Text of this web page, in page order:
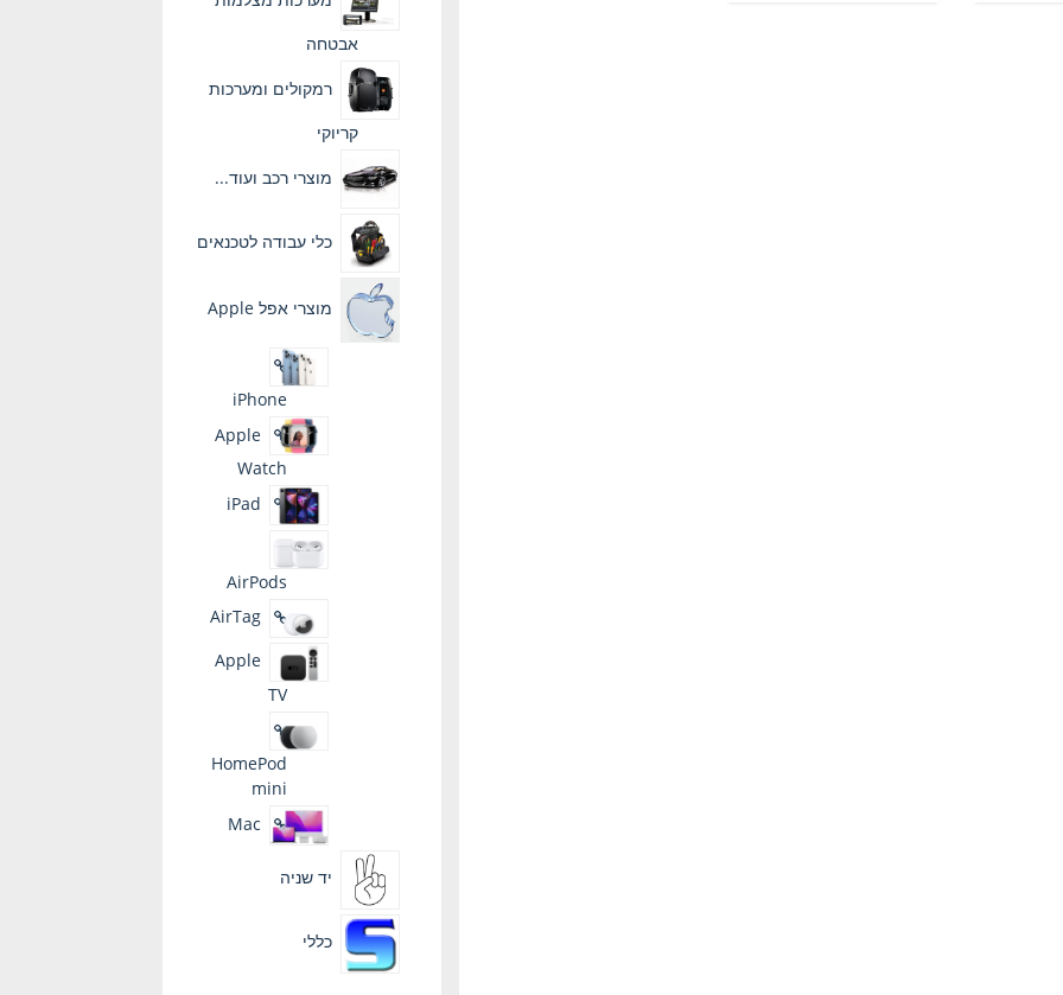
אבטחה
רמקולים ומערכות
קריוקי
מוצרי רכב ועוד...
כלי עבודה לטכנאים
מוצרי אפל Apple
iPhone
Apple
Watch
iPad
AirPods
AirTag
Apple
TV
HomePod
mini
Mac
יד שניה
כללי